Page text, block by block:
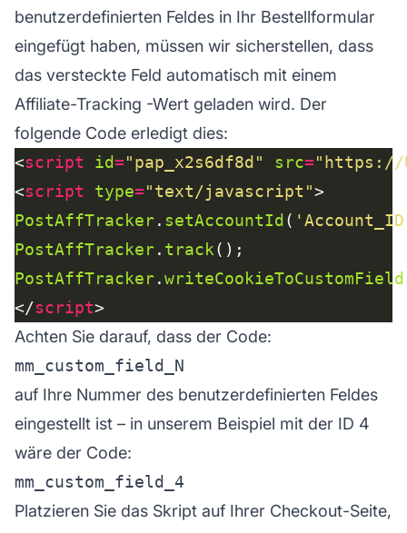
benutzerdefinierten Feldes in Ihr Bestellformular
eingefügt haben, müssen wir sicherstellen, dass
das versteckte Feld automatisch mit einem
Affiliate-Tracking -Wert geladen wird. Der
folgende Code erledigt dies:
<script id="pap_x2s6df8d" src="https://
<script type="text/javascript"
PostAffTracker. setAccountId(
PostAffTracker. track
PostAffTracker.writeCookieToCustomField
</script
Achten Sie darauf, dass der Code:
auf Ihre Nummer des benutzerdefinierten Feldes
eingestellt ist – in unserem Beispiel mit der ID 4
wäre der Code:
Platzieren Sie das Skript auf Ihrer Checkout-Seite,